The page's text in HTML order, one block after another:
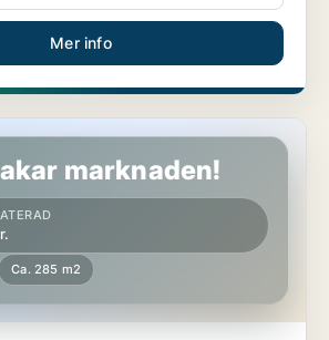
Mer info
marknaden!
Ca. 285 m2